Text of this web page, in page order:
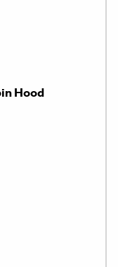
Hood